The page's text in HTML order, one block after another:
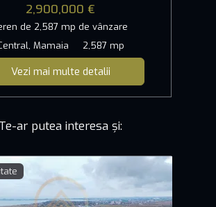
2,900,000 €
de 2,587 mp de vânzare
Mamaia
2,587 mp
Vezi mai multe detalii
Te-ar putea interesa și: